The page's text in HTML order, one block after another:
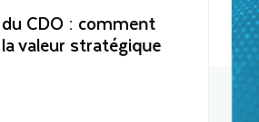
CDO : comment
valeur stratégique